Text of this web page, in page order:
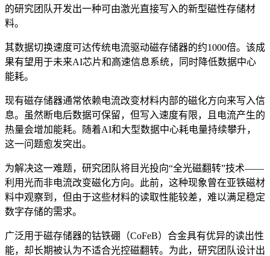
的研究团队开发出一种可由激光直接写入的新型磁性存储材
料。
其数据切换速度可达传统电流驱动磁存储器的约1000倍。该成
果有望用于未来AI芯片和高速信息系统，同时降低数据中心
能耗。
现有磁存储器通常依赖电流改变材料内部的磁化方向来写入信
息。虽然断电后数据可保留，但写入速度有限，且电流产生的
热量会增加能耗。随着AI和大型数据中心耗电量持续攀升，
这一问题愈发突出。
为解决这一难题，研究团队将目光投向“全光磁翻转”技术——
利用光而非电流改变磁化方向。此前，这种现象曾在亚铁磁材
料中观察到，但由于这些材料的读取性能较差，难以满足稳定
数字存储的需求。
广泛用于磁存储器的钴铁硼（CoFeB）合金具有优异的读出性
能，却长期被认为不适合光控磁翻转。为此，研究团队设计出